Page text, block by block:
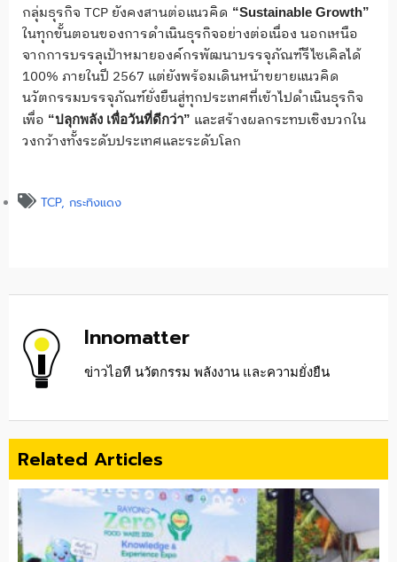
กลุ่มธุรกิจ TCP ยังคงสานต่อแนวคิด “Sustainable Growth”
ในทุกขั้นตอนของการดำเนินธุรกิจอย่างต่อเนื่อง นอกเหนือ
จากการบรรลุเป้าหมายองค์กรพัฒนาบรรจุภัณฑ์รีไซเคิลได้
100% ภายในปี 2567 แต่ยังพร้อมเดินหน้าขยายแนวคิด
นวัตกรรมบรรจุภัณฑ์ยั่งยืนสู่ทุกประเทศที่เข้าไปดำเนินธุรกิจ
เพื่อ “ปลุกพลัง เพื่อวันที่ดีกว่า” และสร้างผลกระทบเชิงบวกใน
วงกว้างทั้งระดับประเทศและระดับโลก
TCP, กระทิงแดง
Innomatter
ข่าวไอที นวัตกรรม พลังงาน และความยั่งยืน
Related Articles